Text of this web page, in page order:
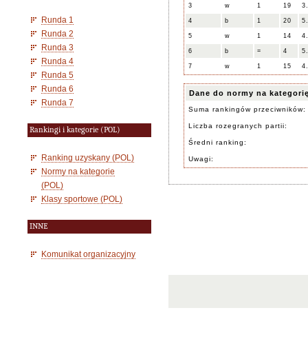
Runda 1
Runda 2
Runda 3
Runda 4
Runda 5
Runda 6
Runda 7
Rankingi i kategorie (POL)
Ranking uzyskany (POL)
Normy na kategorie
(POL)
Klasy sportowe (POL)
INNE
Komunikat organizacyjny
3 w 1 19
4 b 1 20
5 w 1 14
6 b = 4
7 w 1 15
Dane do normy na
Suma rankingów przeciwników:
Liczba rozegranych partii:
Średni ranking:
Uwagi: